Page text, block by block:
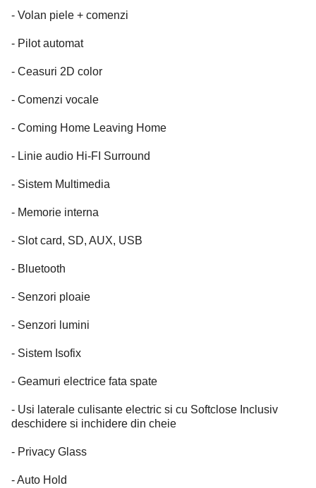
- Volan piele + comenzi
- Pilot automat
- Ceasuri 2D color
- Comenzi vocale
- Coming Home Leaving Home
- Linie audio Hi-FI Surround
- Sistem Multimedia
- Memorie interna
- Slot card, SD, AUX, USB
- Bluetooth
- Senzori ploaie
- Senzori lumini
- Sistem Isofix
- Geamuri electrice fata spate
- Usi laterale culisante electric si cu Softclose Inclusiv
deschidere si inchidere din cheie
- Privacy Glass
- Auto Hold